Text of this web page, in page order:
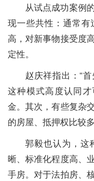
从试点成功案例
现一些共性：通常
高，对新事物接受度
定性。
赵庆祥指出：“
这种模式高度认同
金。其次，有些复杂
的房屋、抵押权比较
郭毅也认为，这
晰、标准化程度高、
手房。对于法拍房、